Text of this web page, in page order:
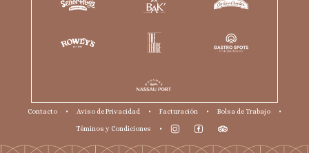
Contacto • Aviso de Privacidad • Facturación • Bolsa de Trabajo •
Téminos y Condiciones •